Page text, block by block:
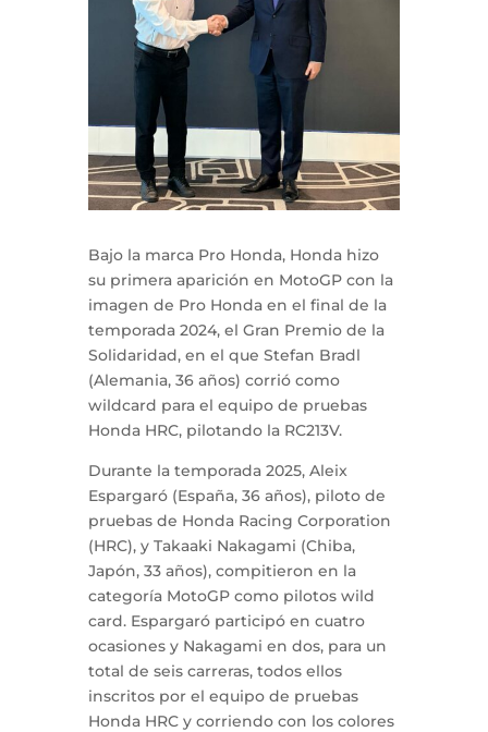
Bajo la marca Pro Honda, Honda hizo
su primera aparición en MotoGP con la
imagen de Pro Honda en el final de la
temporada 2024, el Gran Premio de la
Solidaridad, en el que Stefan Bradl
(Alemania, 36 años) corrió como
wildcard para el equipo de pruebas
Honda HRC, pilotando la RC213V.
Durante la temporada 2025, Aleix
Espargaró (España, 36 años), piloto de
pruebas de Honda Racing Corporation
(HRC), y Takaaki Nakagami (Chiba,
Japón, 33 años), compitieron en la
categoría MotoGP como pilotos wild
card. Espargaró participó en cuatro
ocasiones y Nakagami en dos, para un
total de seis carreras, todos ellos
inscritos por el equipo de pruebas
Honda HRC y corriendo con los colores